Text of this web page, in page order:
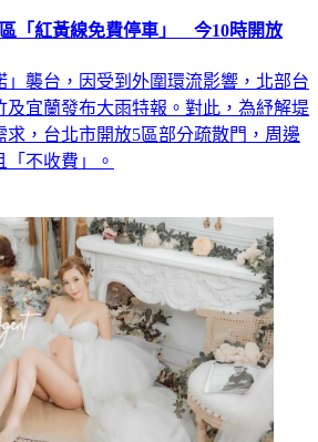
「紅黃線免費停車」 今10時開放
」襲台，因受到外圍環流影響，北部台
及宜蘭發布大雨特報。對此，為紓解堤
，台北市開放5區部分疏散門，周邊
不收費」。